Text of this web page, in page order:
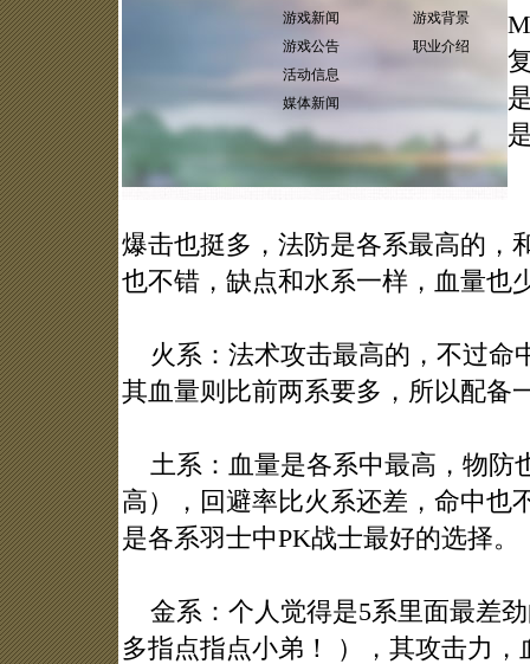
爆击也挺多，法防是各系最高的，
也不错，缺点和水系一样，血量也
火系：法术攻击最高的，不过命
其血量则比前两系要多，所以配备
土系：血量是各系中最高，物防
高），回避率比火系还差，命中也
是各系羽士中PK战士最好的选择。
金系：个人觉得是5系里面最差
多指点指点小弟！ ），其攻击力